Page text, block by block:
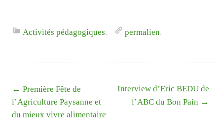
Activités pédagogiques. permalien.
Liste
des
articles
← Première Fête de
l’Agriculture Paysanne et
du mieux vivre alimentaire
Interview d’Eric BEDU de
l’ABC du Bon Pain →